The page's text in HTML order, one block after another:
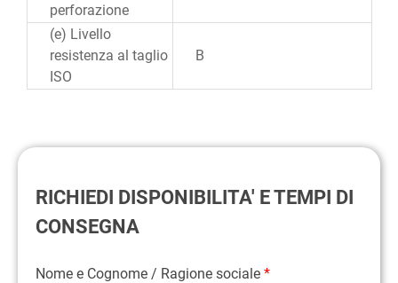
perforazione
(e) Livello
resistenza al taglio
ISO
B
RICHIEDI DISPONIBILITA' E TEMPI DI
CONSEGNA
Nome e Cognome / Ragione sociale *